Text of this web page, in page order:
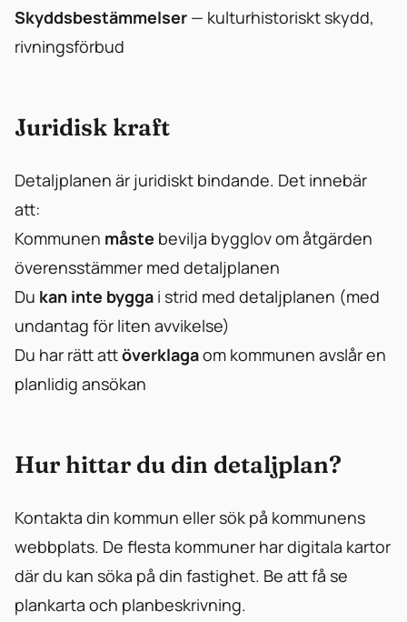
Skyddsbestämmelser — kulturhistoriskt skydd,
rivningsförbud
Juridisk kraft
Detaljplanen är juridiskt bindande. Det innebär
att:
Kommunen måste bevilja bygglov om åtgärden
överensstämmer med detaljplanen
Du kan inte bygga i strid med detaljplanen (med
undantag för liten avvikelse)
Du har rätt attöverklagaom kommunen avslår en
planlidig ansökan
Hur hittar du din detaljplan?
Kontakta din kommun eller sök på kommunens
webbplats. De flesta kommuner har digitala kartor
där du kan söka på din fastighet. Be att få se
plankarta och planbeskrivning.